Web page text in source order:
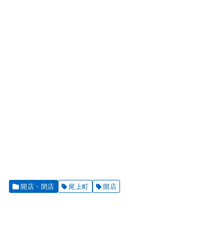
開店・閉店 尾上町 開店